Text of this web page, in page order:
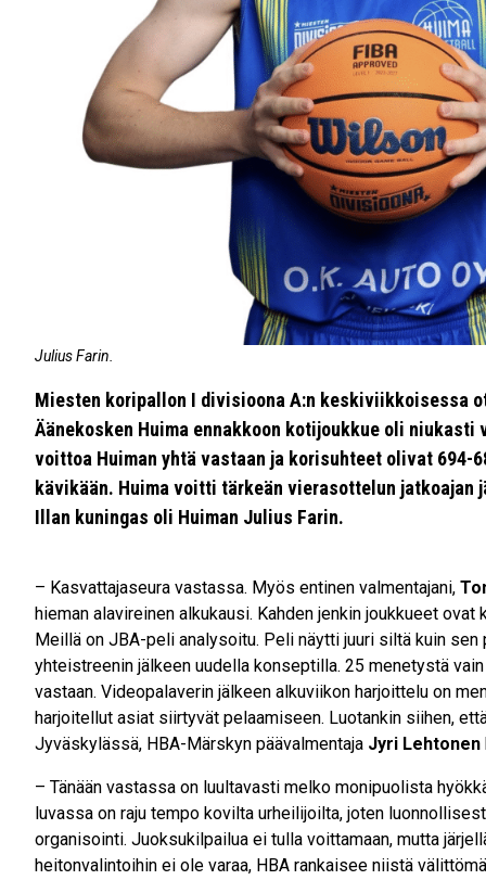
Julius Farin.
Miesten koripallon I divisioona A:n keskiviikkoisessa
Äänekosken Huima ennakkoon kotijoukkue oli
voittoa Huiman yhtä vastaan ja korisuhteet olivat 694-
kävikään. Huima voitti tärkeän vierasottelun jatkoajan
Illan kuningas oli Huiman Julius Farin.
– Kasvattajaseura vastassa. Myös entinen valmentajani,
hieman alavireinen alkukausi. Kahden jenkin joukkueet
Meillä on JBA-peli analysoitu. Peli näytti juuri siltä kuin sen
yhteistreenin jälkeen uudella konseptilla. 25 menetystä
vastaan. Videopalaverin jälkeen alkuviikon harjoittelu on
harjoitellut asiat siirtyvät pelaamiseen. Luotankin siihen,
Jyväskylässä, HBA-Märskyn päävalmentaja Jyri Lehtonen
– Tänään vastassa on luultavasti melko monipuolista
luvassa on raju tempo kovilta urheilijoilta, joten
organisointi. Juoksukilpailua ei tulla voittamaan, mutta
heitonvalintoihin ei ole varaa, HBA rankaisee niistä